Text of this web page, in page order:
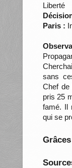
Liberté
Paris :
sans
Chef de
pris 25
famé. Il
qui se